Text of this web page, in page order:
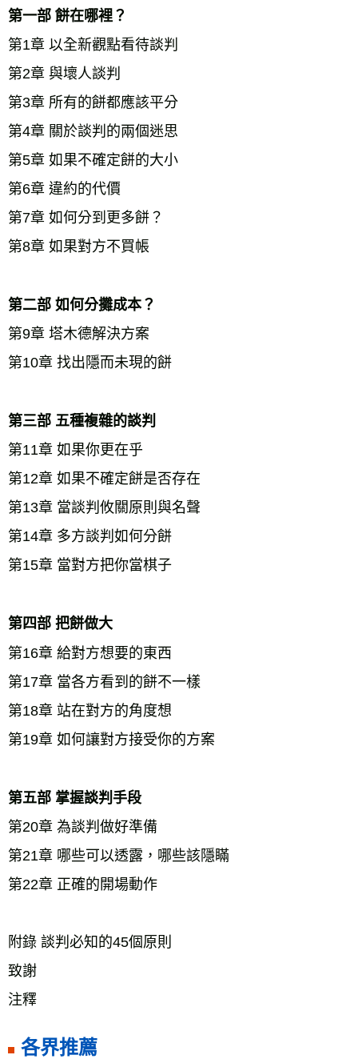
第一部 餅在哪裡？
第1章 以全新觀點看待談判
第2章 與壞人談判
第3章 所有的餅都應該平分
第4章 關於談判的兩個迷思
第5章 如果不確定餅的大小
第6章 違約的代價
第7章 如何分到更多餅？
第8章 如果對方不買帳
第二部 如何分攤成本？
第9章 塔木德解決方案
第10章 找出隱而未現的餅
第三部 五種複雜的談判
第11章 如果你更在乎
第12章 如果不確定餅是否存在
第13章 當談判攸關原則與名聲
第14章 多方談判如何分餅
第15章 當對方把你當棋子
第四部 把餅做大
第16章 給對方想要的東西
第17章 當各方看到的餅不一樣
第18章 站在對方的角度想
第19章 如何讓對方接受你的方案
第五部 掌握談判手段
第20章 為談判做好準備
第21章 哪些可以透露，哪些該隱瞞
第22章 正確的開場動作
附錄 談判必知的45個原則
致謝
注釋
各界推薦